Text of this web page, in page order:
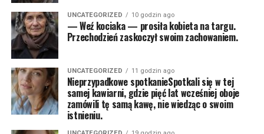
UNCATEGORIZED 10 godzin ago
— Weź kociaka — prosiła kobieta na targu.
Przechodzień zaskoczył swoim zachowaniem.
UNCATEGORIZED 11 godzin ago
Nieprzypadkowe spotkanieSpotkali się w tej
samej kawiarni, gdzie pięć lat wcześniej oboje
zamówili tę samą kawę, nie wiedząc o swoim
istnieniu.